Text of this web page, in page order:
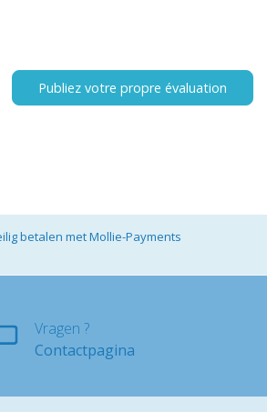
Publiez votre propre évaluation
betalen met Mollie-Payments
Vragen ?
Contactpagina